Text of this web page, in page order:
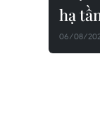
hạ
06/08/